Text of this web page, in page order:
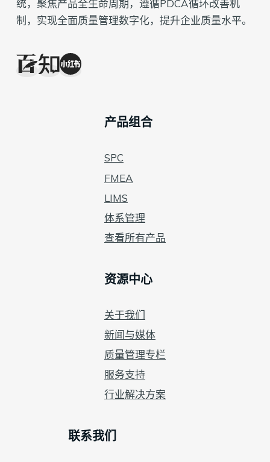
统，聚焦产品全生命周期，遵循PDCA循环改善机
制，实现全面质量管理数字化，提升企业质量水平。
产品组合
SPC
FMEA
LIMS
体系管理
查看所有产品
资源中心
关于我们
新闻与媒体
质量管理专栏
服务支持
行业解决方案
联系我们